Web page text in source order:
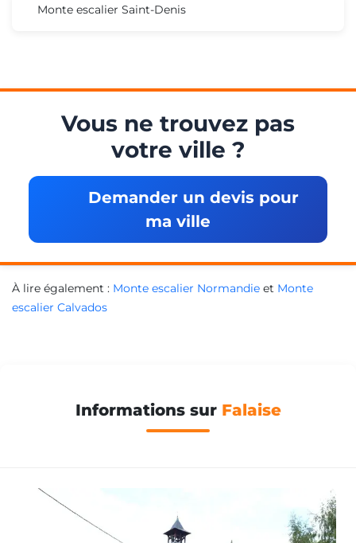
Monte escalier Saint-Denis
Vous ne trouvez pas
votre ville ?
Demander un devis pour
ma ville
À lire également : Monte escalier Normandie et Monte
escalier Calvados
Informations sur Falaise